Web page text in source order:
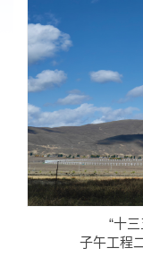
“十
子午工程